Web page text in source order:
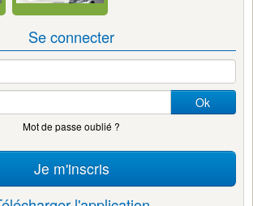
Se connecter
Ok
Mot de passe oublié ?
Je m'inscris